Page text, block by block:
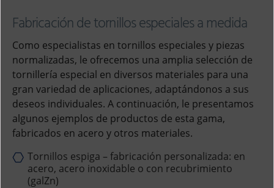
Fabricación de tornillos especiales a medida
Como especialistas en tornillos especiales y piezas
normalizadas, le ofrecemos una amplia selección de
tornillería especial en diversos materiales para una
gran variedad de aplicaciones, adaptándonos a sus
deseos individuales. A continuación, le presentamos
algunos ejemplos de productos de esta gama,
fabricados en acero y otros materiales.
Tornillos espiga – fabricación personalizada: en
acero, acero inoxidable o con recubrimiento
(galZn)